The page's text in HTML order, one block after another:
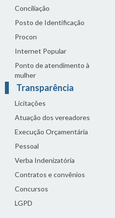
Conciliação
Posto de Identificação
Procon
Internet Popular
Ponto de atendimento à
mulher
Transparência
Licitações
Atuação dos vereadores
Execução Orçamentária
Pessoal
Verba Indenizatória
Contratos e convênios
Concursos
LGPD